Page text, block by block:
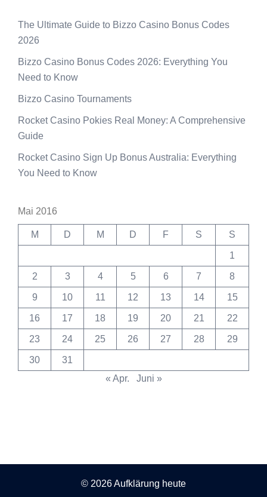
The Ultimate Guide to Bizzo Casino Bonus Codes
2026
Bizzo Casino Bonus Codes 2026: Everything You
Need to Know
Bizzo Casino Tournaments
Rocket Casino Pokies Real Money: A Comprehensive
Guide
Rocket Casino Sign Up Bonus Australia: Everything
You Need to Know
Mai 2016
M D M D F S S
1
2 3 4 5 6 7 8
9 10 11 12 13 14 15
16 17 18 19 20 21 22
23 24 25 26 27 28 29
30
31
« Apr.
Juni »
© 2026 Aufklärung heute